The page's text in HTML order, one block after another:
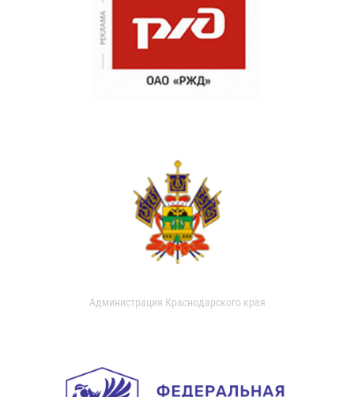
Администрация Краснодарского края